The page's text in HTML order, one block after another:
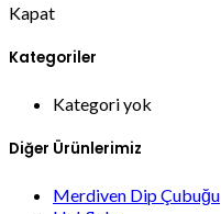
Kapat
Kategoriler
Kategori yok
Diğer Ürünlerimiz
Merdiven Dip Çubuğu